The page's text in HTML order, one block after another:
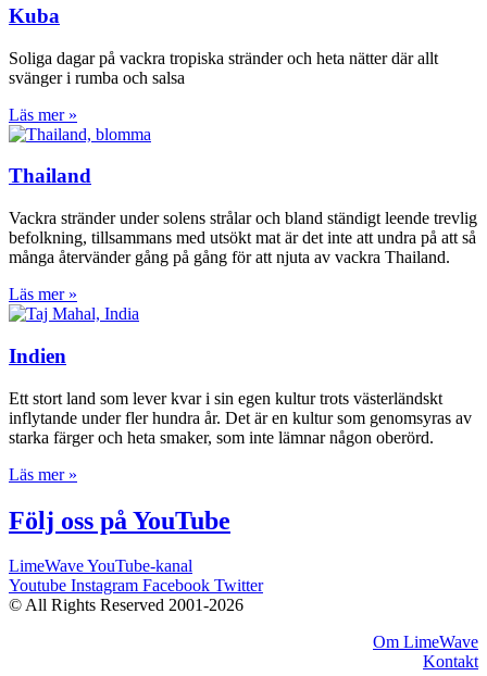
Kuba
Soliga dagar på vackra tropiska stränder och heta nätter där allt
svänger i rumba och salsa
Läs mer »
Thailand
Vackra stränder under solens strålar och bland ständigt leende trevlig
befolkning, tillsammans med utsökt mat är det inte att undra på att så
många återvänder gång på gång för att njuta av vackra Thailand.
Läs mer »
Indien
Ett stort land som lever kvar i sin egen kultur trots västerländskt
inflytande under fler hundra år. Det är en kultur som genomsyras av
starka färger och heta smaker, som inte lämnar någon oberörd.
Läs mer »
Följ oss på YouTube
LimeWave YouTube-kanal
Youtube Instagram Facebook Twitter
© All Rights Reserved 2001-2026
Om LimeWave
Kontakt